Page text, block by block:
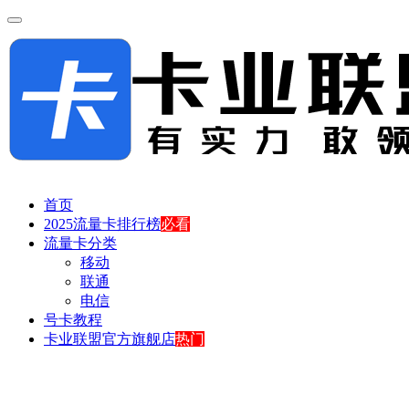
首页
2025流量卡排行榜必看
流量卡分类
移动
联通
电信
号卡教程
卡业联盟官方旗舰店热门